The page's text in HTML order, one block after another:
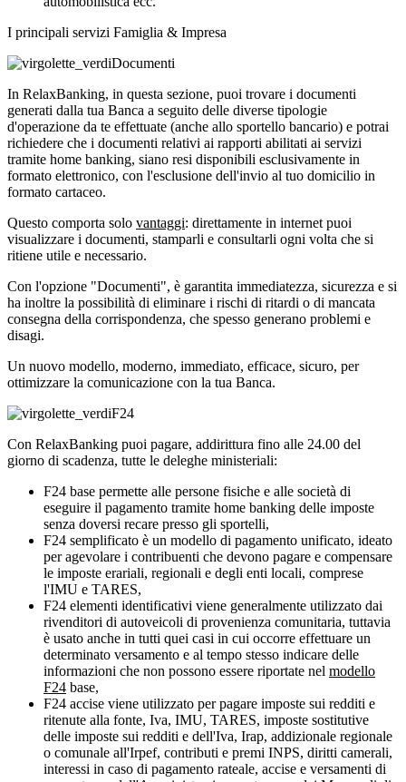
I principali servizi Famiglia & Impresa
Documenti
In RelaxBanking, in questa sezione, puoi trovare i documenti
generati dalla tua Banca a seguito delle diverse tipologie
d'operazione da te effettuate (anche allo sportello bancario) e potrai
richiedere che i documenti relativi ai rapporti abilitati ai servizi
tramite home banking, siano resi disponibili esclusivamente in
formato elettronico, con l'esclusione dell'invio al tuo domicilio in
formato cartaceo.
Questo comporta solo vantaggi: direttamente in internet puoi
visualizzare i documenti, stamparli e consultarli ogni volta che si
ritiene utile e necessario.
Con l'opzione "Documenti", è garantita immediatezza, sicurezza e si
ha inoltre la possibilità di eliminare i rischi di ritardi o di mancata
consegna della corrispondenza, che spesso generano problemi e
disagi.
Un nuovo modello, moderno, immediato, efficace, sicuro, per
ottimizzare la comunicazione con la tua Banca.
F24
Con RelaxBanking puoi pagare, addirittura fino alle 24.00 del
giorno di scadenza, tutte le deleghe ministeriali:
F24 base permette alle persone fisiche e alle società di
eseguire il pagamento tramite home banking delle imposte
senza doversi recare presso gli sportelli,
F24 semplificato è un modello di pagamento unificato, ideato
per agevolare i contribuenti che devono pagare e compensare
le imposte erariali, regionali e degli enti locali, comprese
l'IMU e TARES,
F24 elementi identificativi viene generalmente utilizzato dai
rivenditori di autoveicoli di provenienza comunitaria, tuttavia
è usato anche in tutti quei casi in cui occorre effettuare un
determinato versamento e al tempo stesso indicare delle
informazioni che non possono essere riportate nel modello
F24 base,
F24 accise viene utilizzato per pagare imposte sui redditi e
ritenute alla fonte, Iva, IMU, TARES, imposte sostitutive
delle imposte sui redditi e dell'Iva, Irap, addizionale regionale
o comunale all'Irpef, contributi e premi INPS, diritti camerali,
interessi in caso di pagamento rateale, accise e versamenti di